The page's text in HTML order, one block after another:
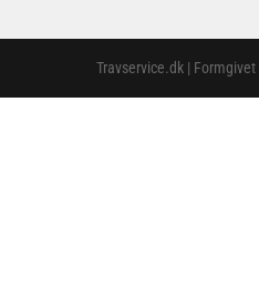
Travservice.dk |